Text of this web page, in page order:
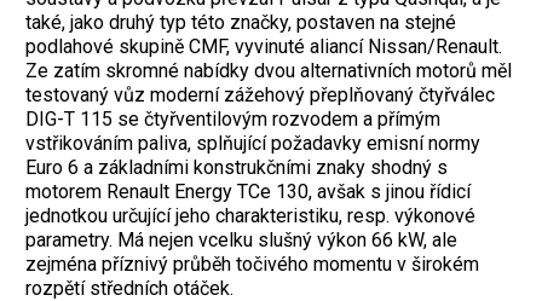
také, jako druhý typ této značky, postaven na stejné
podlahové skupině CMF, vyvinuté aliancí Nissan/Renault.
Ze zatím skromné nabídky dvou alternativních motorů měl
testovaný vůz moderní zážehový přeplňovaný čtyřválec
DIG-T 115 se čtyřventilovým rozvodem a přímým
vstřikováním paliva, splňující požadavky emisní normy
Euro 6 a základními konstrukčními znaky shodný s
motorem Renault Energy TCe 130, avšak s jinou řídicí
jednotkou určující jeho charakteristiku, resp. výkonové
parametry. Má nejen vcelku slušný výkon 66 kW, ale
zejména příznivý průběh točivého momentu v širokém
rozpětí středních otáček.